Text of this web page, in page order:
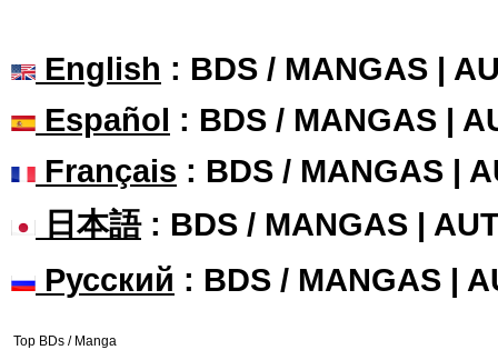
English : BDS / MANGAS |
Español : BDS / MANGAS |
Français : BDS / MANGAS |
日本語: BDS / MANGAS |
Русский : BDS / MANGAS |
Top BDs / Manga